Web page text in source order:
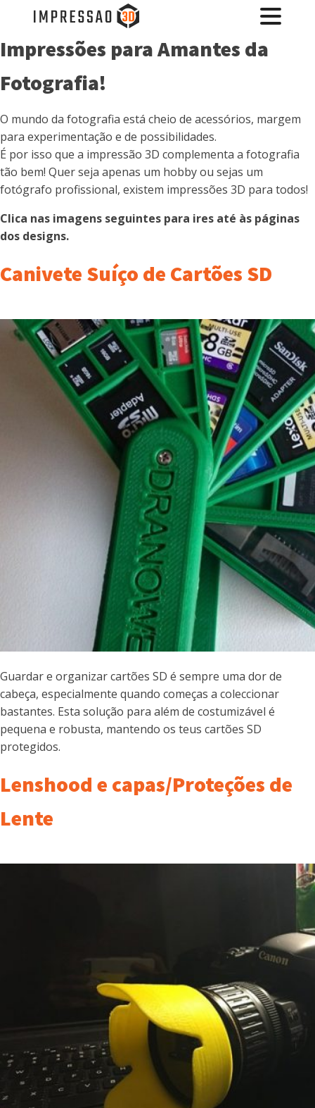
Impressões para Amantes da
Fotografia!
O mundo da fotografia está cheio de acessórios, margem
para experimentação e de possibilidades.
É por isso que a impressão 3D complementa a fotografia
tão bem! Quer seja apenas um hobby ou sejas um
fotógrafo profissional, existem impressões 3D para todos!
Clica nas imagens seguintes para ires até às páginas
dos designs.
Canivete Suíço de Cartões SD
Guardar e organizar cartões SD é sempre uma dor de
cabeça, especialmente quando começas a coleccionar
bastantes. Esta solução para além de costumizável é
pequena e robusta, mantendo os teus cartões SD
protegidos.
Lenshood e capas/Proteções de
Lente